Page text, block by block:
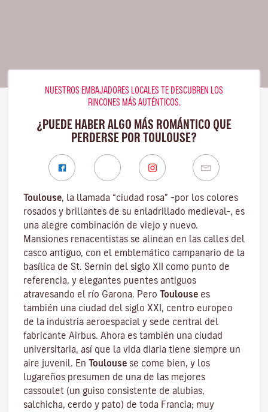
NUESTROS EMBAJADORES LOCALES TE DESCUBREN LOS
RINCONES MÁS AUTÉNTICOS.
¿PUEDE HABER ALGO MÁS ROMÁNTICO QUE
PERDERSE POR TOULOUSE?
Toulouse, la llamada “ciudad rosa” –por los colores
rosados y brillantes de su enladrillado medieval–, es
una alegre combinación de viejo y nuevo.
Mansiones renacentistas se alinean en las calles del
casco antiguo, con el emblemático campanario de la
basílica de St. Sernin del siglo XII como punto de
referencia, y elegantes puentes antiguos
atravesando el río Garona. Pero Toulouse es
también una ciudad del siglo XXI, centro europeo
de la industria aeroespacial y sede central del
fabricante Airbus. Ahora es también una ciudad
universitaria, así que la vida diaria tiene siempre un
aire juvenil. En Toulouse se come bien, y los
lugareños presumen de una de las mejores
cassoulet (un guiso consistente de alubias,
salchicha, cerdo y pato) de toda Francia; muy